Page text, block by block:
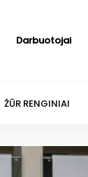
Darbuotojai
ŽŪR RENGINIAI